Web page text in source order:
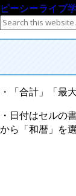
ピーシーライブ
・「合計」「最
・日付はセルの
から「和暦」を選